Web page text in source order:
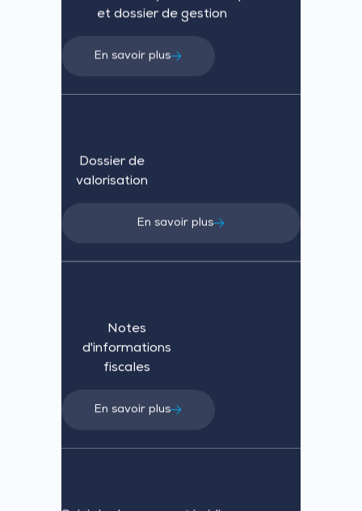
et dossier de gestion
En savoir plus
Dossier de
valorisation
En savoir plus
Notes
d'informations
fiscales
En savoir plus